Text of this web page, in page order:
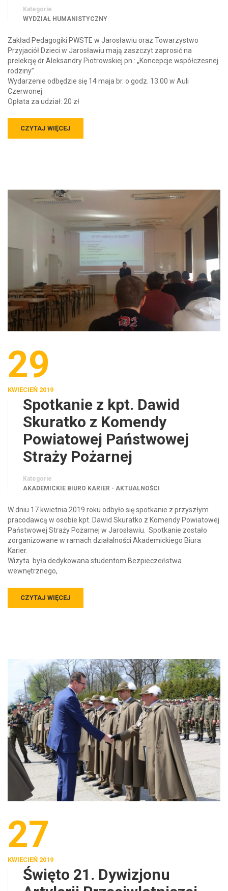
Kategorie
WYDZIAŁ HUMANISTYCZNY
Zakład Pedagogiki PWSTE w Jarosławiu oraz Towarzystwo
Przyjaciół Dzieci w Jarosławiu mają zaszczyt zaprosić na
prelekcję dr Aleksandry Piotrowskiej pn.: „Koncepcje współczesnej
rodziny”.
Wydarzenie odbędzie się 14 maja br. o godz. 13.00 w Auli
Czerwonej.
Opłata za udział: 20 zł
CZYTAJ WIĘCEJ
29
KWIECIEŃ 2019
Spotkanie z kpt. Dawid
Skuratko z Komendy
Powiatowej Państwowej
Straży Pożarnej
Kategorie
AKADEMICKIE BIURO KARIER - AKTUALNOŚCI
W dniu 17 kwietnia 2019 roku odbyło się spotkanie z przyszłym
pracodawcą w osobie kpt. Dawid Skuratko z Komendy Powiatowej
Państwowej Straży Pożarnej w Jarosławiu. Spotkanie zostało
zorganizowane w ramach działalności Akademickiego Biura
Karier.
Wizyta była dedykowana studentom Bezpieczeństwa
wewnętrznego,
CZYTAJ WIĘCEJ
27
KWIECIEŃ 2019
Święto 21. Dywizjonu